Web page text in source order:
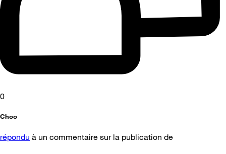
0
Choo
répondu à un commentaire sur la publication de